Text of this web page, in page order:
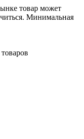
товар может
Минимальная